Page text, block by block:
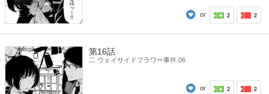
or 2 2
第16話
二 ウェイサイドフラワー事件.06
or 2 2